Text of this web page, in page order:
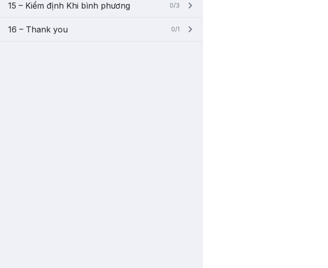
15 – Kiểm định Khi bình phương 0/3
16 – Thank you 0/1